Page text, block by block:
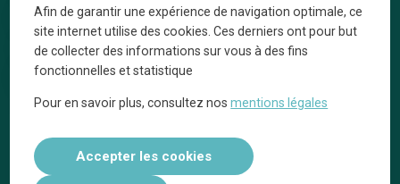
Bonnes adresses
Quartiers
Blog
Tops 10
A propos
On parle de nous
Afin de garantir une expérience de navigation optimale, ce
site internet utilise des cookies. Ces derniers ont pour but
de collecter des informations sur vous à des fins
fonctionnelles et statistique
Pour en savoir plus, consultez nosmentions légales
Accepter les cookies